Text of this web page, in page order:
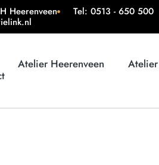
Heerenveen
Tel: 0513 - 650 500
Atelier Heerenveen